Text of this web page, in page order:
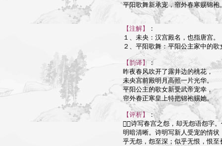
平阳歌舞新承宠，帘外春寒赐锦袍
【注解】
：
１、未央：汉宫殿名，也指唐宫。
２、平阳歌舞：平阳公主家中的歌
【韵译】：
昨夜春风吹开了露井边的桃花，
未央宫前殿明月高照一片光华。
平阳公主的歌女新受武帝宠幸，
帘外春正寒皇上特把锦袍赐她。
【评析】 ：
诗写春宫之怨，却无怨语怨字
明暗清晰。诗明写新人受宠的情
乎无怨，怨至深；似乎无恨，恨